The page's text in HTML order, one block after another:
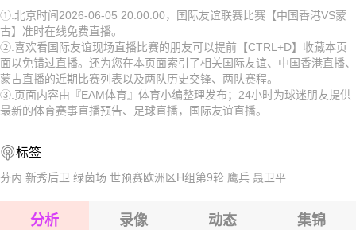
2026-08-15 【国际友谊】 中国香港VS蒙古
2026-08-15 【国际友谊】 中国香港VS蒙古
2026-08-15 【国际友谊】 中国香港VS蒙古
2026-08-15 【国际友谊】 中国香港VS蒙古
2026-08-15 【国际友谊】 中国香港VS蒙古
2026-08-15 【国际友谊】 中国香港VS蒙古
2026-08-15 【国际友谊】 中国香港VS蒙古
①.北京时间2026-06-05 20:00:00，国际友谊联赛比赛【中国香港VS蒙
古】准时在线免费直播。
②.喜欢看国际友谊现场直播比赛的朋友可以提前【CTRL+D】收藏本页
面以免错过直播。还为您在本页面索引了相关国际友谊、中国香港直播、
蒙古直播的近期比赛列表以及两队历史交锋、两队赛程。
③.页面内容由『EAM体育』体育小编整理发布；24小时为球迷朋友提供
最新的体育赛事直播预告、足球直播，国际友谊直播。
标签
芬丙 新秀后卫 绿茵场 世预赛欧洲区H组第9轮 鹰兵 聂卫平
分析 录像 动态 集锦